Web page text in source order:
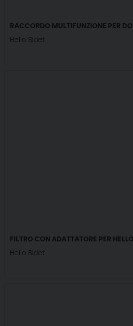
RACCORDO MULTIFUNZIONE PER
Hello Bidet
FILTRO CON ADATTATORE PER
Hello Bidet